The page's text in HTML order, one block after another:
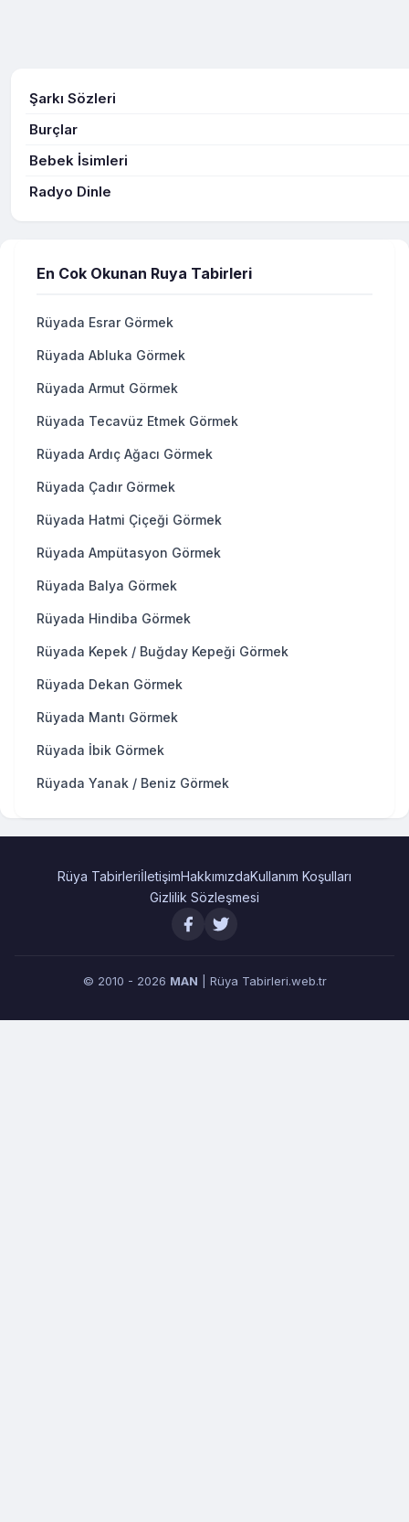
Şarkı Sözleri
Burçlar
Bebek İsimleri
Radyo Dinle
En Cok Okunan Ruya Tabirleri
Rüyada Esrar Görmek
Rüyada Abluka Görmek
Rüyada Armut Görmek
Rüyada Tecavüz Etmek Görmek
Rüyada Ardıç Ağacı Görmek
Rüyada Çadır Görmek
Rüyada Hatmi Çiçeği Görmek
Rüyada Ampütasyon Görmek
Rüyada Balya Görmek
Rüyada Hindiba Görmek
Rüyada Kepek / Buğday Kepeği Görmek
Rüyada Dekan Görmek
Rüyada Mantı Görmek
Rüyada İbik Görmek
Rüyada Yanak / Beniz Görmek
Rüya TabirleriİletişimHakkımızdaKullanım Koşulları
Gizlilik Sözleşmesi
© 2010 - 2026 MAN | Rüya Tabirleri.web.tr